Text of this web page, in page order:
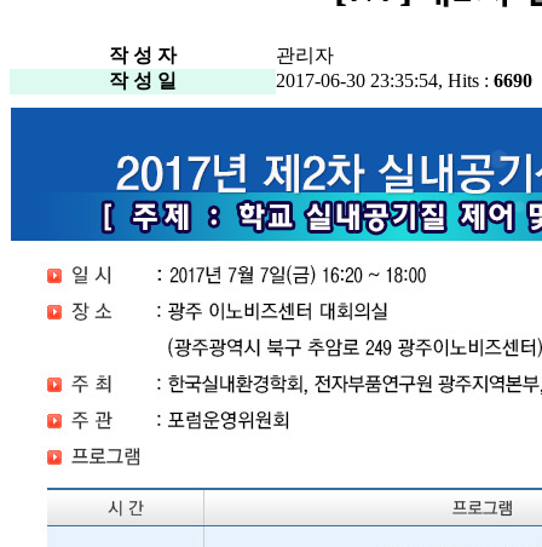
작 성 자
관리자
작 성 일
2017-06-30 23:35:54, Hits : 6690